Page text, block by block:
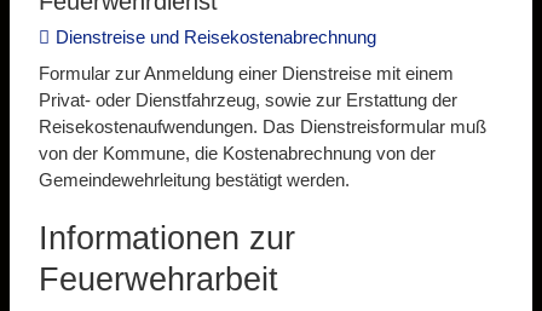
Dienstreise und Reisekostenabrechnung
Formular zur Anmeldung einer Dienstreise mit einem
Privat- oder Dienstfahrzeug, sowie zur Erstattung der
Reisekostenaufwendungen. Das Dienstreisformular muß
von der Kommune, die Kostenabrechnung von der
Gemeindewehrleitung bestätigt werden.
Informationen zur
Feuerwehrarbeit